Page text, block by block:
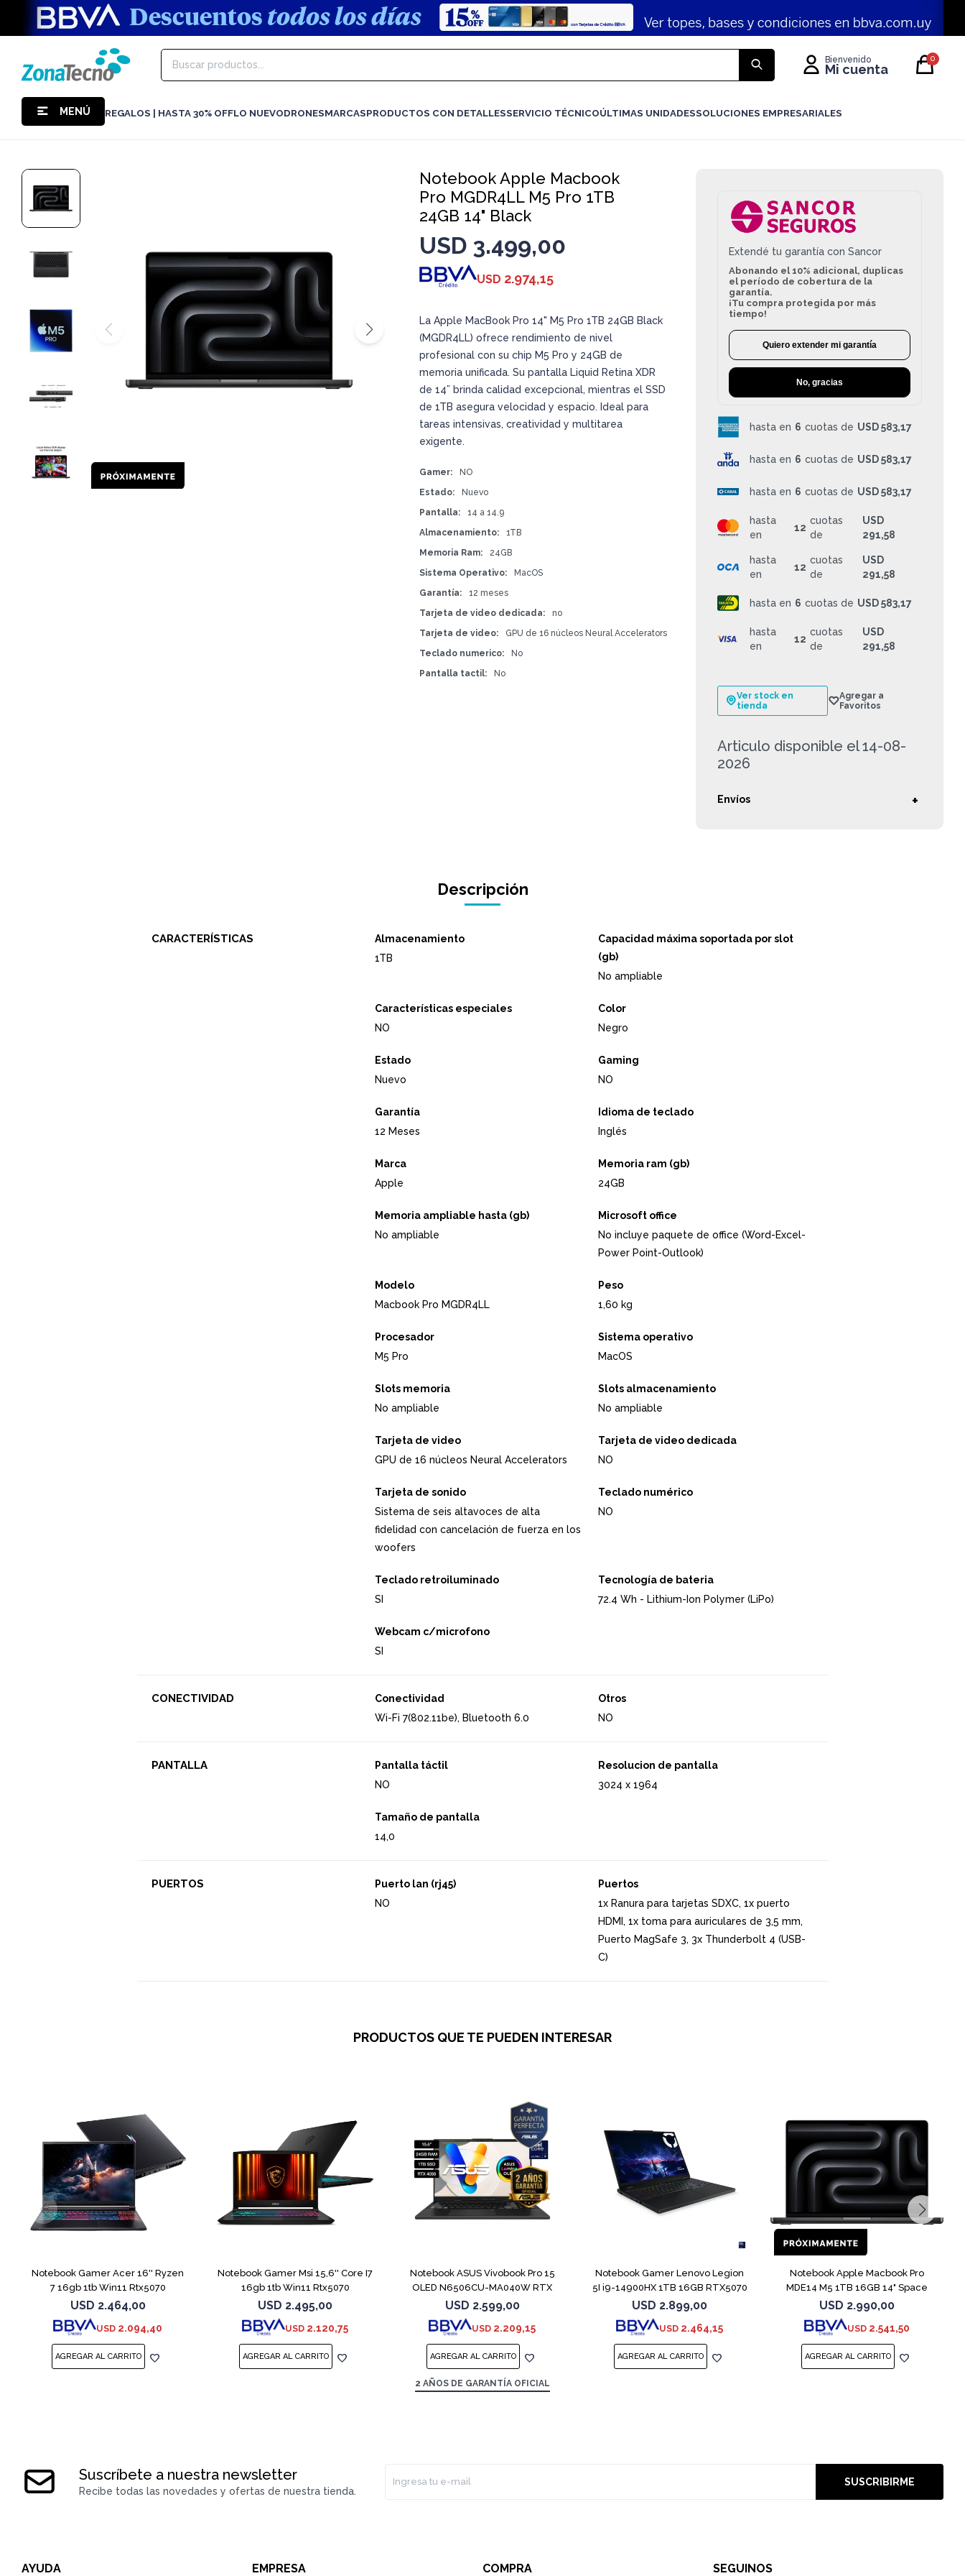
MENÚ REGALOS | HASTA 30% OFFLO NUEVODRONESMARCASPRODUCTOS CON DETALLESSERVICIO TÉCNICOÚLTIMAS UNIDADESSOLUCIONES EMPRESARIALES
0
Notebook Apple Macbook
Pro MGDR4LL M5 Pro 1TB
24GB 14" Black
USD 3.499,00
USD 2.974,15
La Apple MacBook Pro 14" M5 Pro 1TB 24GB Black
(MGDR4LL) ofrece rendimiento de nivel
profesional con su chip M5 Pro y 24GB de
memoria unificada. Su pantalla Liquid Retina XDR
de 14” brinda calidad excepcional, mientras el SSD
de 1TB asegura velocidad y espacio. Ideal para
tareas intensivas, creatividad y multitarea
exigente.
Gamer
NO
Estado
Nuevo
Pantalla
14 a 14.9
Almacenamiento
1TB
Memoria Ram
24GB
Sistema Operativo
MacOS
Garantía
12 meses
Tarjeta de video dedicada
no
Tarjeta de video
GPU de 16 núcleos Neural Accelerators
Teclado numerico
No
Pantalla tactil
No
Extendé tu garantía con Sancor
Abonando el 10% adicional, duplicas
el período de cobertura de la
garantía.
¡Tu compra protegida por más
tiempo!
Quiero extender mi garantía
No, gracias
hasta en 6 cuotas de USD 583,17
hasta en 6 cuotas de USD 583,17
hasta en 6 cuotas de USD 583,17
hasta
en
12
cuotas
de
USD
291,58
hasta
en
12
cuotas
de
USD
291,58
hasta en 6 cuotas de USD 583,17
hasta
en
12
cuotas
de
USD
291,58
Ver stock en
tienda
Articulo disponible el 14-08-
2026
Envíos
Descripción
CARACTERÍSTICAS
Almacenamiento
1TB
Capacidad máxima soportada por slot
(gb)
No ampliable
Características especiales
NO
Color
Negro
Estado
Nuevo
Gaming
NO
Garantía
12 Meses
Idioma de teclado
Inglés
Marca
Apple
Memoria ram (gb)
24GB
Memoria ampliable hasta (gb)
No ampliable
Microsoft office
No incluye paquete de office (Word-Excel-
Power Point-Outlook)
Modelo
Macbook Pro MGDR4LL
Peso
1,60 kg
Procesador
M5 Pro
Sistema operativo
MacOS
Slots memoria
No ampliable
Slots almacenamiento
No ampliable
Tarjeta de video
GPU de 16 núcleos Neural Accelerators
Tarjeta de video dedicada
NO
Tarjeta de sonido
Sistema de seis altavoces de alta
fidelidad con cancelación de fuerza en los
woofers
Teclado numérico
NO
Teclado retroiluminado
SI
Tecnología de bateria
72.4 Wh - Lithium-Ion Polymer (LiPo)
Webcam c/microfono
SI
CONECTIVIDAD
Conectividad
Wi-Fi 7(802.11be), Bluetooth 6.0
Otros
NO
PANTALLA
Pantalla táctil
NO
Resolucion de pantalla
3024 x 1964
Tamaño de pantalla
14,0
PUERTOS
Puerto lan (rj45)
NO
Puertos
1x Ranura para tarjetas SDXC, 1x puerto
HDMI, 1x toma para auriculares de 3,5 mm,
Puerto MagSafe 3, 3x Thunderbolt 4 (USB-
C)
PRODUCTOS QUE TE PUEDEN INTERESAR
Notebook Gamer Acer 16'' Ryzen
7 16gb 1tb Win11 Rtx5070
USD 2.464,00
USD 2.094,40
Notebook Gamer Msi 15,6'' Core I7
16gb 1tb Win11 Rtx5070
USD 2.495,00
USD 2.120,75
Notebook ASUS Vivobook Pro 15
OLED N6506CU-MA040W RTX
4050
USD 2.599,00
USD 2.209,15
2 AÑOS DE GARANTÍA OFICIAL
Notebook Gamer Lenovo Legion
5I i9-14900HX 1TB 16GB RTX5070
USD 2.899,00
USD 2.464,15
Notebook Apple Macbook Pro
MDE14 M5 1TB 16GB 14" Space
Black
USD 2.990,00
USD 2.541,50
Suscríbete a nuestra newsletter
Recibe todas las novedades y ofertas de nuestra tienda.
SUSCRIBIRME
AYUDA EMPRESA COMPRA SEGUINOS